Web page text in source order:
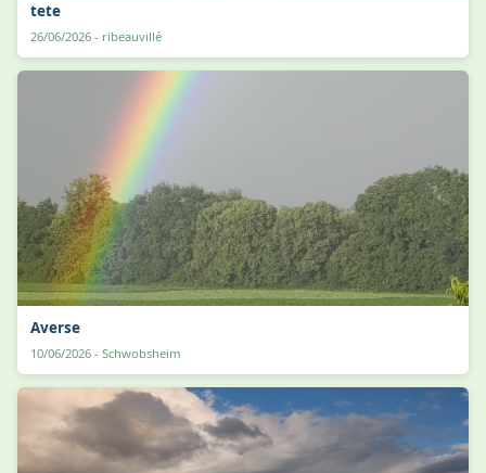
tete
26/06/2026 - ribeauvillé
Averse
10/06/2026 - Schwobsheim